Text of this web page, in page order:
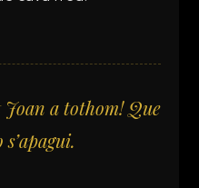
a tothom! Que